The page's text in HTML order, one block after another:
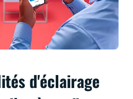
d'éclairage